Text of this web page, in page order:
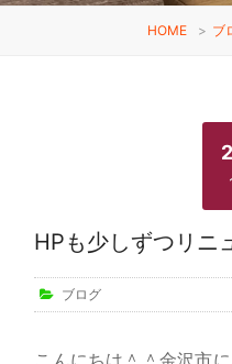
HOME > ブ
HPも少しずつリニ
ブログ